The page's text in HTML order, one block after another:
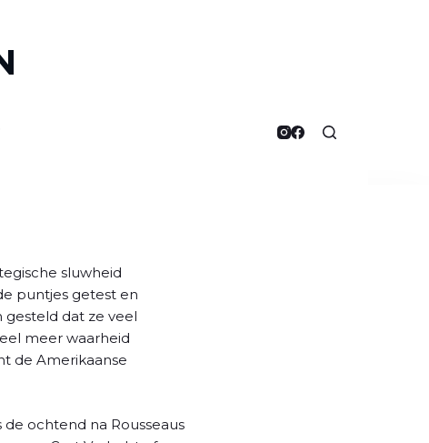
sluwheid
puntjes getest en
gesteld dat ze veel
meer waarheid
de Amerikaanse
ochtend na Rousseaus